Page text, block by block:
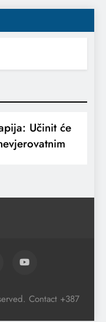
Učinit će
Contact +387